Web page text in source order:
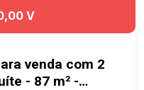
V
venda com 2
-